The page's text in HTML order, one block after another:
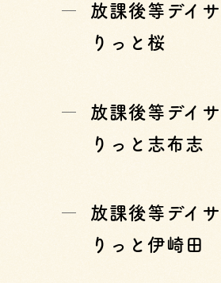
放課後等デイ
りっと桜
放課後等デイ
りっと志布志
放課後等デイ
りっと伊崎田